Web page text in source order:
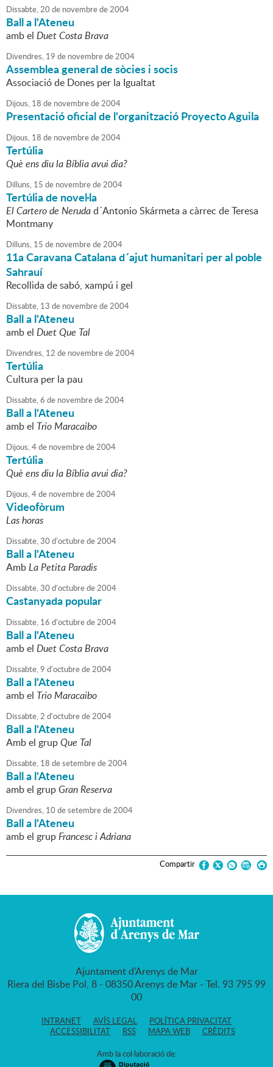
Dissabte,20 de novembrede2004
Ball a l'Ateneu
amb el Duet Costa Brava
Divendres, 19 de novembrede2004
Assemblea general de sòcies i socis
Associació de Dones per la Igualtat
Dijous, 18 de novembrede2004
Presentació oficial de l'organització Proyecto Aguila
Dijous, 18 de novembrede2004
Tertúlia
Què ens diu la Bíblia avui dia?
Dilluns, 15 de novembrede2004
Tertúlia de novel·la
El Cartero de Nerudad´Antonio Skármeta a càrrec de Teresa
Montmany
Dilluns, 15 de novembrede2004
11a Caravana Catalana d´ajut humanitari per al poble
Sahrauí
Recollida de sabó, xampú i gel
Dissabte, 13 de novembrede2004
Ball a l'Ateneu
amb el Duet Que Tal
Divendres, 12 de novembrede2004
Tertúlia
Cultura per la pau
Dissabte,6 de novembrede2004
Ball a l'Ateneu
amb el Trio Maracaibo
Dijous,4de novembrede2004
Tertúlia
Què ens diu la Bíblia avui dia?
Dijous,4de novembrede2004
Videofòrum
Las horas
Dissabte,30 d'octubrede2004
Ball a l'Ateneu
AmbLa Petita Paradis
Dissabte,30 d'octubrede2004
Castanyada popular
Dissabte, 16 d'octubrede2004
Ball a l'Ateneu
amb el Duet Costa Brava
Dissabte,9 d'octubrede2004
Ball a l'Ateneu
amb el Trio Maracaibo
Dissabte,2 d'octubrede2004
Ball a l'Ateneu
Amb el grupQue Tal
Dissabte, 18 desetembrede2004
Ball a l'Ateneu
amb el grupGran Reserva
Divendres, 10 desetembrede2004
Ball a l'Ateneu
amb el grupFrancesc i Adriana
Compartir
Ajuntament d'Arenys de Mar
Riera del Bisbe Pol, 8 - 08350 Arenys de Mar - Tel. 93 795 99
00
INTRANET AVÍS LEGAL
POLÍTICA PRIVACITAT
ACCESSIBILITAT
RSS MAPA WEB CRÈDITS
Amb la col·laboració de: